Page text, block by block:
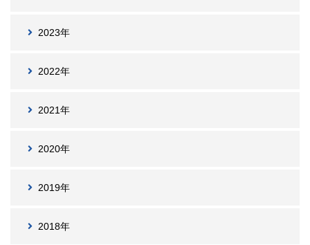
2023年
2022年
2021年
2020年
2019年
2018年